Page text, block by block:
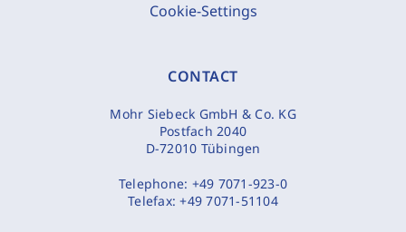
Cookie-Settings
CONTACT
Mohr Siebeck GmbH & Co. KG
Postfach 2040
D-72010 Tübingen
Telephone: +49 7071-923-0
Telefax:+49 7071-51104